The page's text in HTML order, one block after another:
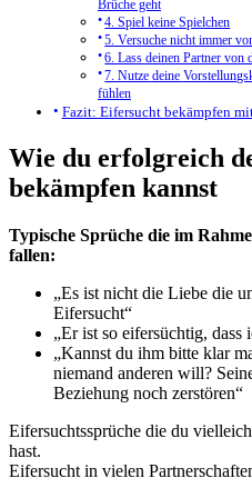
Brüche geht
4. Spiel keine Spielchen
5. Versuche nicht immer
6. Lass deinen Partner von
7. Nutze deine
fühlen
Fazit: Eifersucht bekämpfen
Wie du erfolgreich
bekämpfen kannst
Typische Sprüche die im
fallen:
„Es ist nicht die Liebe die
Eifersucht“
„Er ist so eifersüchtig, dass
„Kannst du ihm bitte klar
niemand anderen will?
Beziehung noch zerstören“
Eifersuchtssprüche die du
hast.
Eifersucht in vielen